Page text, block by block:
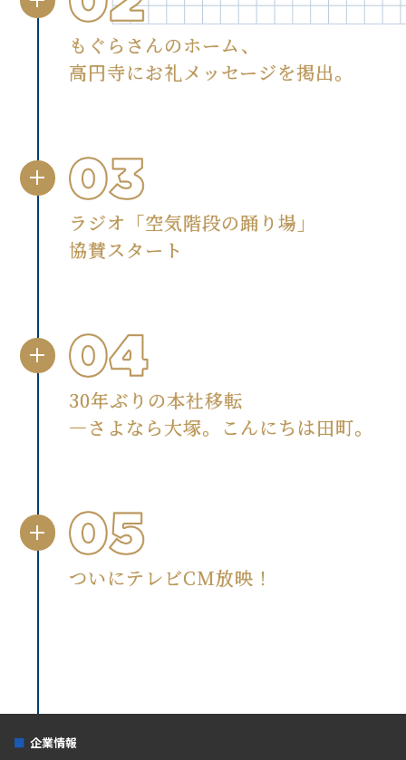
もぐらさんのホーム、
高円寺にお礼メッセージを掲出。
ラジオ「空気階段の踊り場」
協賛スタート
30年ぶりの本社移転
―さよなら大塚。こんにちは田町。
ついにテレビCM放映！
企業情報